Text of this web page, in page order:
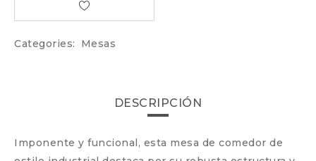
Categories: Mesas
DESCRIPCIÓN
Imponente y funcional, esta mesa de comedor de